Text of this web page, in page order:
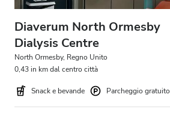
Diaverum North Ormesby
Dialysis Centre
North Ormesby, Regno Unito
0,43 in km dal centro città
Snack e bevande Parcheggio gratuito